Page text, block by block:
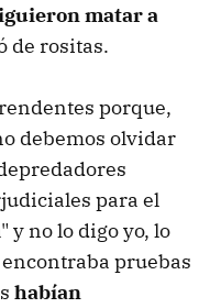
matar a
de rositas.
porque,
debemos olvidar
para el
y no lo digo yo, lo
pruebas
habían